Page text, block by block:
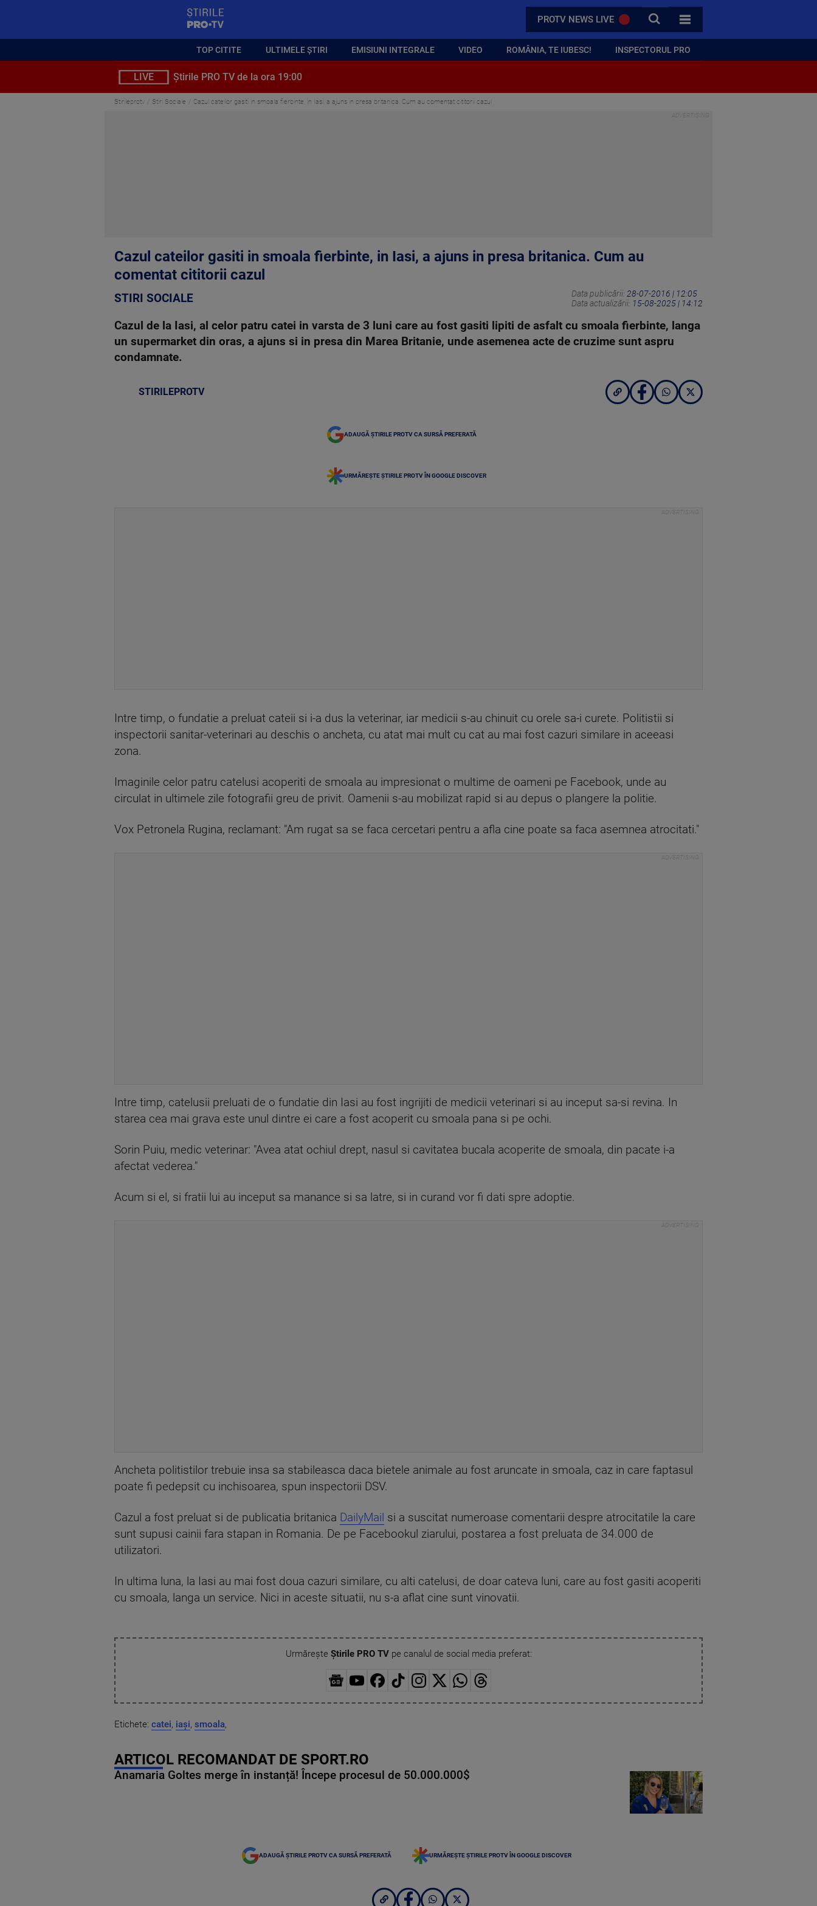
PROTV NEWS LIVE CAUTA
TOATE CATEGORIILE
TOP CITITE ULTIMELE ȘTIRI EMISIUNI INTEGRALE VIDEO ROMÂNIA, TE IUBESC! INSPECTORUL PRO
LIVE Știrile PRO TV de la ora 19:00
Stirileprotv Stiri Sociale Cazul cateilor gasiti in smoala fierbinte, in Iasi, a ajuns in presa britanica. Cum au comentat cititorii cazul
Cazul cateilor gasiti in smoala fierbinte, in Iasi, a ajuns in presa britanica. Cum au
comentat cititorii cazul
STIRI SOCIALE Data publicării: 28-07-2016 | 12:05
Data actualizării: 15-08-2025 | 14:12
Cazul de la Iasi, al celor patru catei in varsta de 3 luni care au fost gasiti lipiti de asfalt cu smoala fierbinte, langa
un supermarket din oras, a ajuns si in presa din Marea Britanie, unde asemenea acte de cruzime sunt aspru
condamnate.
STIRILEPROTV
ADAUGĂ ȘTIRILE PROTV CA SURSĂ PREFERATĂ
URMĂREȘTE ȘTIRILE PROTV ÎN GOOGLE DISCOVER
Intre timp, o fundatie a preluat cateii si i-a dus la veterinar, iar medicii s-au chinuit cu orele sa-i curete. Politistii si
inspectorii sanitar-veterinari au deschis o ancheta, cu atat mai mult cu cat au mai fost cazuri similare in aceeasi
zona.
Imaginile celor patru catelusi acoperiti de smoala au impresionat o multime de oameni pe Facebook, unde au
circulat in ultimele zile fotografii greu de privit. Oamenii s-au mobilizat rapid si au depus o plangere la politie.
Vox Petronela Rugina, reclamant: "Am rugat sa se faca cercetari pentru a afla cine poate sa faca asemnea atrocitati."
Intre timp, catelusii preluati de o fundatie din Iasi au fost ingrijiti de medicii veterinari si au inceput sa-si revina. In
starea cea mai grava este unul dintre ei care a fost acoperit cu smoala pana si pe ochi.
Sorin Puiu, medic veterinar: "Avea atat ochiul drept, nasul si cavitatea bucala acoperite de smoala, din pacate i-a
afectat vederea."
Acum si el, si fratii lui au inceput sa manance si sa latre, si in curand vor fi dati spre adoptie.
Ancheta politistilor trebuie insa sa stabileasca daca bietele animale au fost aruncate in smoala, caz in care faptasul
poate fi pedepsit cu inchisoarea, spun inspectorii DSV.
Cazul a fost preluat si de publicatia britanica DailyMail si a suscitat numeroase comentarii despre atrocitatile la care
sunt supusi cainii fara stapan in Romania. De pe Facebookul ziarului, postarea a fost preluata de 34.000 de
utilizatori.
In ultima luna, la Iasi au mai fost doua cazuri similare, cu alti catelusi, de doar cateva luni, care au fost gasiti acoperiti
cu smoala, langa un service. Nici in aceste situatii, nu s-a aflat cine sunt vinovatii.
Urmărește Știrile PRO TVpe canalul de social media preferat:
Etichete: catei, iași, smoala,
ARTICOL RECOMANDAT DE SPORT.RO
Anamaria Goltes merge în instanță! Începe procesul de 50.000.000$
ADAUGĂ ȘTIRILE PROTV CA SURSĂ PREFERATĂ URMĂREȘTE ȘTIRILE PROTV ÎN GOOGLE DISCOVER